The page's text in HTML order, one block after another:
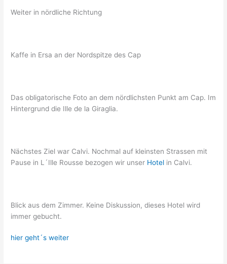
Weiter in nördliche Richtung
Kaffe in Ersa an der Nordspitze des Cap
Das obligatorische Foto an dem nördlichsten Punkt am Cap. Im
Hintergrund die Ille de la Giraglia.
Nächstes Ziel war Calvi. Nochmal auf kleinsten Strassen mit
Pause in L´Ille Rousse bezogen wir unser Hotel in Calvi.
Blick aus dem Zimmer. Keine Diskussion, dieses Hotel wird
immer gebucht.
hier geht´s weiter